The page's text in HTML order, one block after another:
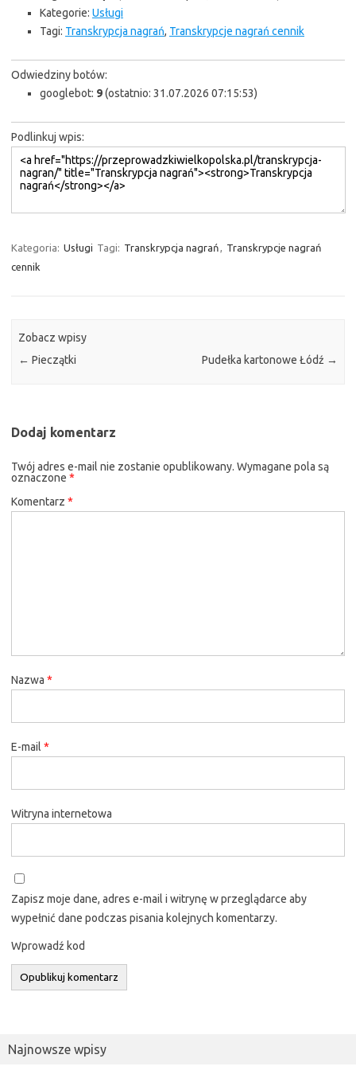
Kategorie: Usługi
Tagi: Transkrypcja nagrań, Transkrypcje nagrań cennik
Odwiedziny botów:
googlebot: 9(ostatnio: 31.07.2026 07:15:53)
Podlinkuj wpis:
Kategoria: Usługi Tagi: Transkrypcja nagrań, Transkrypcje nagrań
cennik
Zobacz wpisy
← Pieczątki Pudełka kartonowe Łódź →
Dodaj komentarz
Twój adres e-mail nie zostanie opublikowany. Wymagane pola są
oznaczone *
Komentarz *
Nazwa *
E-mail *
Witryna internetowa
Zapisz moje dane, adres e-mail i witrynę w przeglądarce aby
wypełnić dane podczas pisania kolejnych komentarzy.
Wprowadź kod
Najnowsze wpisy